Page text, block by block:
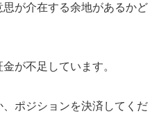
が介在する余地があるかど
が不足しています。
ポジションを決済してくだ